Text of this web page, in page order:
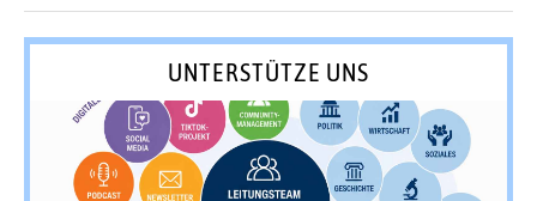
UNTERSTÜTZE UNS